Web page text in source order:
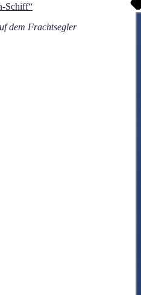
Schiff“
dem Frachtsegler